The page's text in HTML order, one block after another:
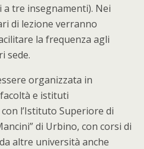
tre insegnamenti). Nei
di lezione verranno
la frequenza agli
sede.
organizzata in
e istituti
l’Istituto Superiore di
di Urbino, con corsi di
altre università anche